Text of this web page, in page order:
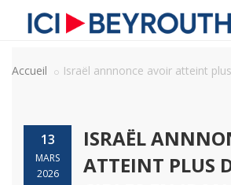
Accueil Israël annnonce avoir atteint
13
MARS
2026
ISRAËL
ATTEINT PLUS